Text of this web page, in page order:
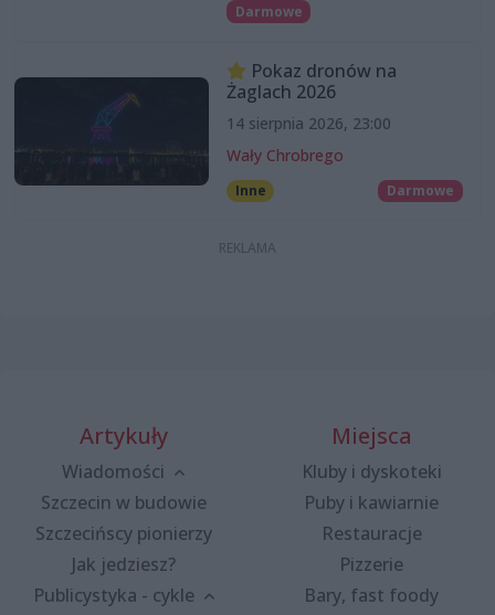
Darmowe
Pokaz dronów na
Żaglach 2026
14 sierpnia 2026, 23:00
Wały Chrobrego
Inne Darmowe
Artykuły
Wiadomości
Szczecin w budowie
Szczecińscy pionierzy
Jak jedziesz?
Publicystyka - cykle
Miejsca
Kluby i dyskoteki
Puby i kawiarnie
Restauracje
Pizzerie
Bary, fast foody